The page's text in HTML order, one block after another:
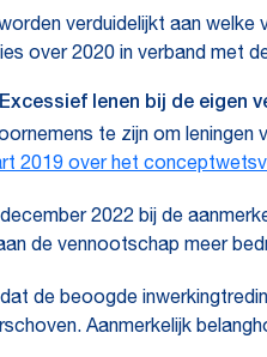
verduidelijkt aan
over 2020 in verband met
lenen bij de eigen
te zijn om
2019 over het
2022 bij de
de vennootschap meer
de beoogde
Aanmerkelijk